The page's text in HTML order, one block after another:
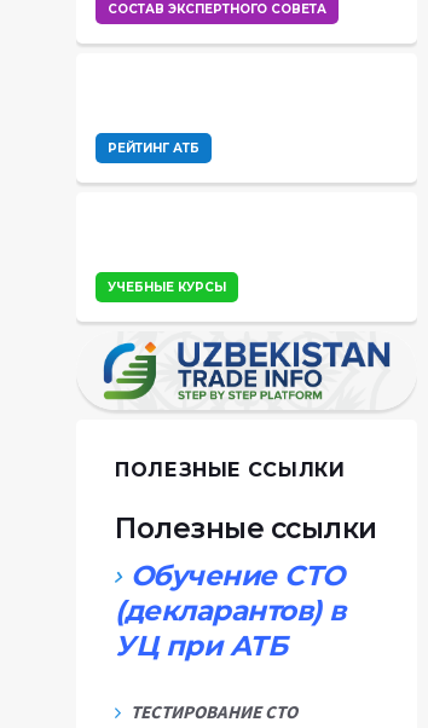
СОСТАВ ЭКСПЕРТНОГО СОВЕТА
РЕЙТИНГ АТБ
УЧЕБНЫЕ КУРСЫ
ПОЛЕЗНЫЕ ССЫЛКИ
Полезные ссылки
Обучение СТО
(декларантов) в
УЦ при АТБ
ТЕСТИРОВАНИЕ СТО